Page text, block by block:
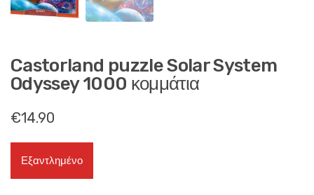
Castorland puzzle Solar System
Odyssey 1000 κομμάτια
€14.90
Εξαντλημένο